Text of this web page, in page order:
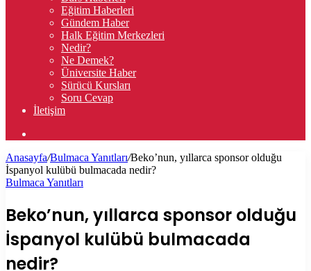
Eğitim Haberleri
Gündem Haber
Halk Eğitim Merkezleri
Nedir?
Ne Demek?
Üniversite Haber
Sürücü Kursları
Soru Cevap
İletişim
...
Anasayfa/Bulmaca Yanıtları/Beko’nun, yıllarca sponsor olduğu
İspanyol kulübü bulmacada nedir?
Bulmaca Yanıtları
Beko’nun, yıllarca sponsor olduğu
İspanyol kulübü bulmacada
nedir?